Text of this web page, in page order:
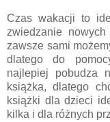
Czas wakacji to
zwiedzanie
zawsze sami
dlatego do
najlepiej pobudza
książka, dlatego
książki dla dzieci
kilka i dla różnych